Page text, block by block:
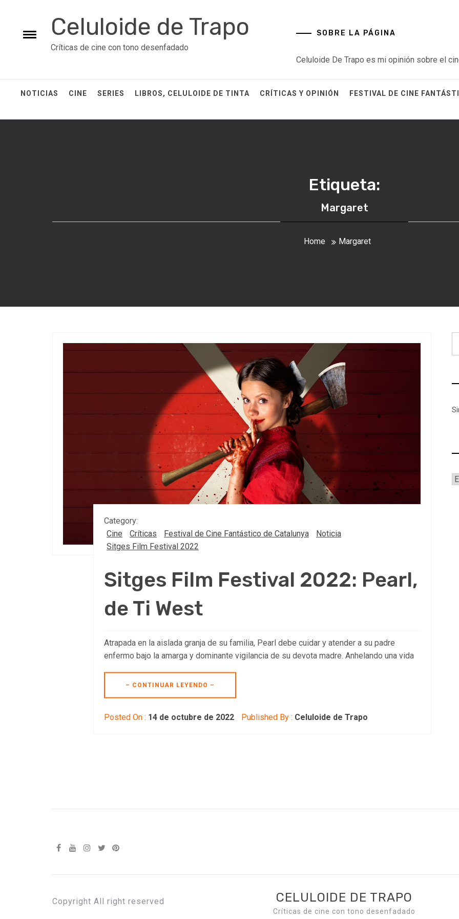
content
Toggle
Celuloide de Trapo
Críticas de cine con tono desenfadado
SOBRE LA PÁGINA
Celuloide De Trapo es mi opinión sobre el
NOTICIAS CINE SERIES LIBROS, CELULOIDE DE TINTA CRÍTICAS Y OPINIÓN FESTIVAL DE CINE
Etiqueta:
Margaret
Home Margaret
Category:
Cine
Críticas Festival de Cine Fantástico de Catalunya
Noticia
Sitges Film Festival 2022
Sitges Film Festival 2022: Pearl,
de Ti West
Atrapada en la aislada granja de su familia, Pearl debe cuidar y atender a su padre
enfermo bajo la amarga y dominante vigilancia de su devota madre. Anhelando una vida
– CONTINUAR LEYENDO –
Posted On : 14 de octubre de 2022 Published By : Celuloide de Trapo
Copyright All right reserved CELULOIDE DE TRAPO
Críticas de cine con tono desenfadado